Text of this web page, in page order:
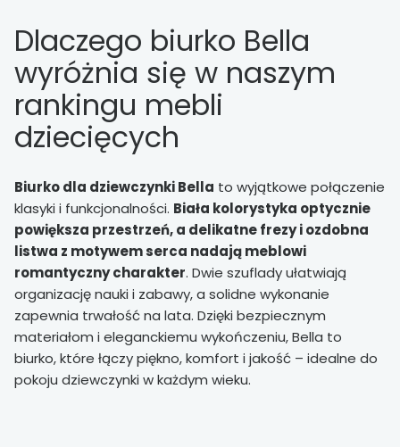
Dlaczego biurko Bella
wyróżnia się w naszym
rankingu mebli
dziecięcych
Biurko dla dziewczynki Bella to wyjątkowe połączenie
klasyki i funkcjonalności. Biała kolorystyka optycznie
powiększa przestrzeń, a delikatne frezy i ozdobna
listwa z motywem serca nadają meblowi
romantyczny charakter. Dwie szuflady ułatwiają
organizację nauki i zabawy, a solidne wykonanie
zapewnia trwałość na lata. Dzięki bezpiecznym
materiałom i eleganckiemu wykończeniu, Bella to
biurko, które łączy piękno, komfort i jakość – idealne do
pokoju dziewczynki w każdym wieku.